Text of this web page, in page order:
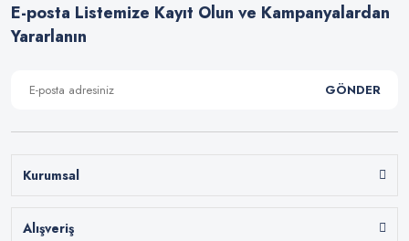
E-posta Listemize Kayıt Olun ve Kampanyalardan
Yararlanın
GÖNDER
Kurumsal
Alışveriş